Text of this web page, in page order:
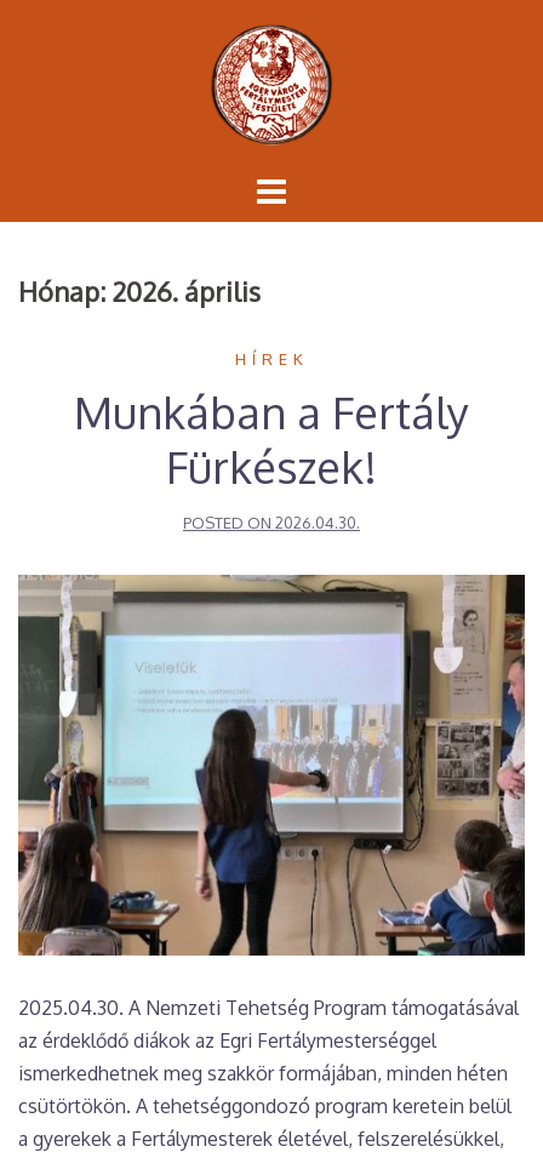
Hónap: 2026. április
HÍREK
Munkában a Fertály
Fürkészek!
POSTED ON 2026.04.30.
2025.04.30. A Nemzeti Tehetség Program támogatásával
az érdeklődő diákok az Egri Fertálymesterséggel
ismerkedhetnek meg szakkör formájában, minden héten
csütörtökön. A tehetséggondozó program keretein belül
a gyerekek a Fertálymesterek életével, felszerelésükkel,